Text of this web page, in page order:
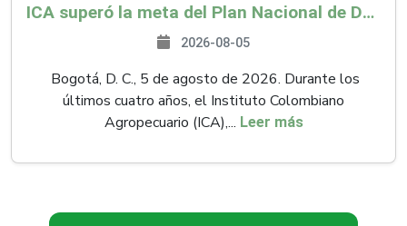
ICA superó la meta del Plan Nacional de Desarrollo y abrió 61 mercados internacionales
2026-08-05
Bogotá, D. C., 5 de agosto de 2026. Durante los
últimos cuatro años, el Instituto Colombiano
Agropecuario (ICA),... Leer más